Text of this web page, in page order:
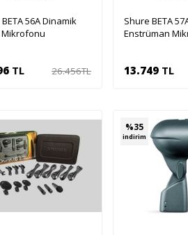
56A Dinamik
TL 26.456TL
Shure BETA
Enstrüman
13.749 TL
%35
indirim